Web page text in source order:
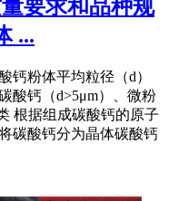
要求和品种规
...
钙粉体平均粒径（d）
酸钙（d>5μm）、微粉
根据组成碳酸钙的原子
碳酸钙分为晶体碳酸钙